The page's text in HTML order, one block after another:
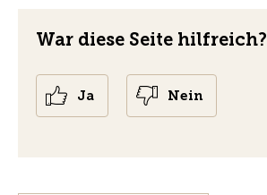
War diese Seite hilfreich?
Ja Nein